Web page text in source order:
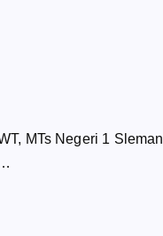
MTs Negeri 1